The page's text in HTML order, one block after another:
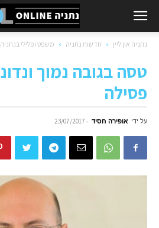
נתניה און ליין חדשות נתניה משפט ופלילי בנתניה
פסילה
על ידי אופירה חסיד -
23/07/2017